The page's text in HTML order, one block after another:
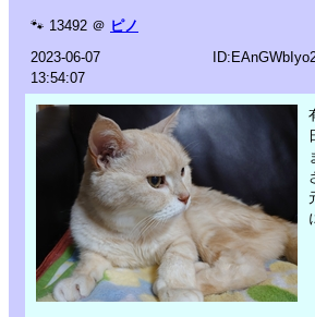
🐾 13492 ＠ ピノ
2023-06-07
13:54:07